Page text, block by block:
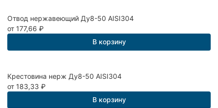
Отвод нержавеющий Ду8-50 AISI304
от 177,66 ₽
В корзину
Крестовина нерж Ду8-50 AISI304
от 183,33 ₽
В корзину